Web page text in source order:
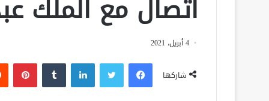
اتصال مع الملك
4 أبريل، 2021
شاركها
فيسبوك لينكدإن بينتيريست